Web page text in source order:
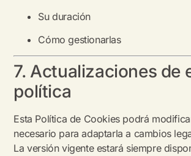
Su duración
Cómo gestionarlas
7. Actualizaciones de
política
Esta Política de Cookies podrá
necesario para adaptarla a cambios
La versión vigente estará siempre